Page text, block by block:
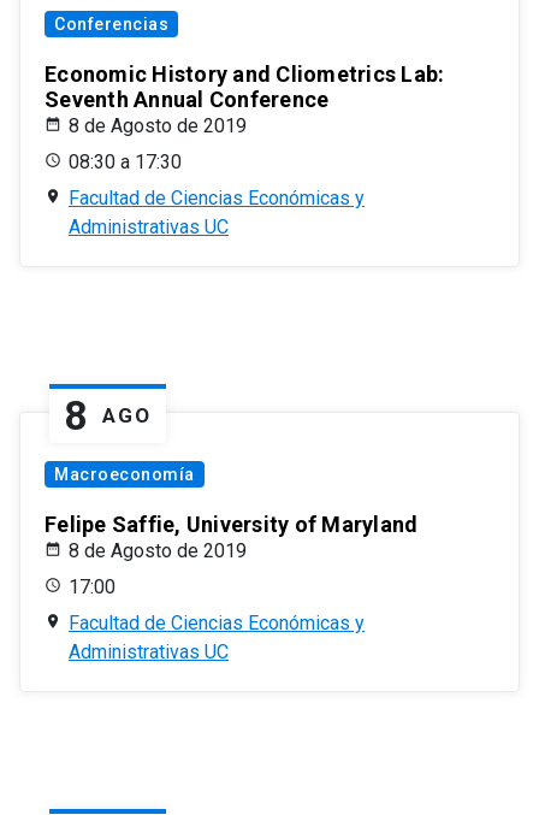
Conferencias
Economic History and Cliometrics Lab:
Seventh Annual Conference
8 de Agosto de 2019
08:30 a 17:30
Facultad de Ciencias Económicas y
Administrativas UC
8 AGO
Macroeconomía
Felipe Saffie, University of Maryland
8 de Agosto de 2019
17:00
Facultad de Ciencias Económicas y
Administrativas UC